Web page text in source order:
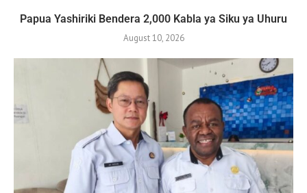
Papua Yashiriki Bendera 2,000 Kabla ya Siku ya Uhuru
August 10, 2026